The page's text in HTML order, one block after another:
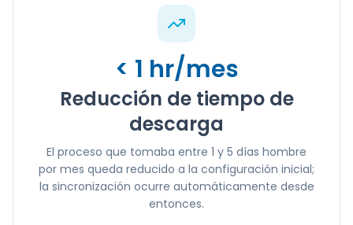
< 1 hr/mes
Reducción de tiempo de
descarga
El proceso que tomaba entre 1 y 5 días hombre
por mes queda reducido a la configuración inicial;
la sincronización ocurre automáticamente desde
entonces.